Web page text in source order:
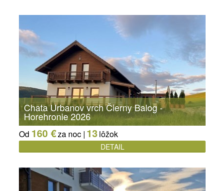
Chata Urbanov vrch Čierny Balog -
Horehronie 2026
Od 160 €za noc | 13lôžok
DETAIL